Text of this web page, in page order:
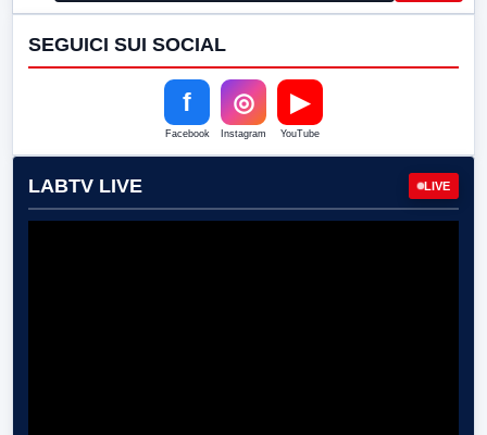
SEGUICI SUI SOCIAL
f
Facebook
◎
Instagram
▶
YouTube
LABTV LIVE LIVE